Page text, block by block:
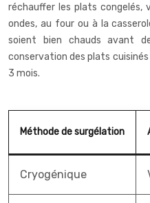
réchauffer les plats congelés,
ondes, au four ou à la
soient bien chauds avant
conservation des plats
3 mois.
Méthode de surgélation
Cryogénique